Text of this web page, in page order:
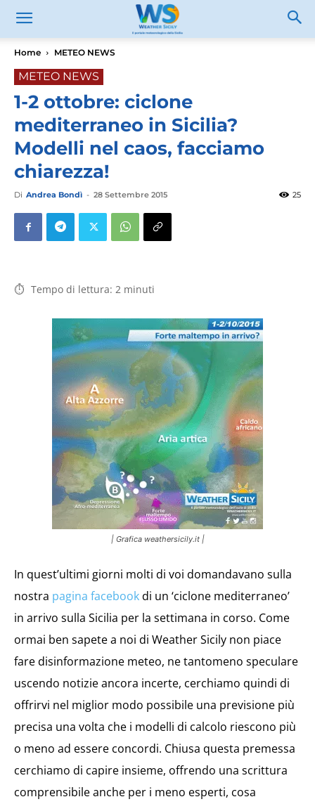
Home METEO NEWS
METEO NEWS
1-2 ottobre: ciclone
mediterraneo in Sicilia?
Modelli nel caos, facciamo
chiarezza!
Di Andrea Bondì - 28 Settembre 2015 25
Tempo di lettura: 2 minuti
| Grafica weathersicily.it |
In quest’ultimi giorni molti di voi domandavano sulla
nostra pagina facebookdi un ‘ciclone mediterraneo’
in arrivo sulla Sicilia per la settimana in corso. Come
ormai ben sapete a noi di Weather Sicily non piace
fare disinformazione meteo, ne tantomeno speculare
uscendo notizie ancora incerte, cerchiamo quindi di
offrirvi nel miglior modo possibile una previsione più
precisa una volta che i modelli di calcolo riescono più
o meno ad essere concordi. Chiusa questa premessa
cerchiamo di capire insieme, offrendo una scrittura
comprensibile anche per i meno esperti, cosa